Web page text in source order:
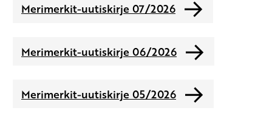
Merimerkit-uutiskirje 07/2026
Merimerkit-uutiskirje 06/2026
Merimerkit-uutiskirje 05/2026